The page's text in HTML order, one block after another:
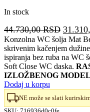
In stock
44.730,00RSD
cena
je
bila:
Konzolna WC šolja Mat
skrivenim kačenjem
ispiranja bez ruba na WC
Soft Close WC daska.
IZLOŽBENOG
Dodaj u korpu
NE može se slati